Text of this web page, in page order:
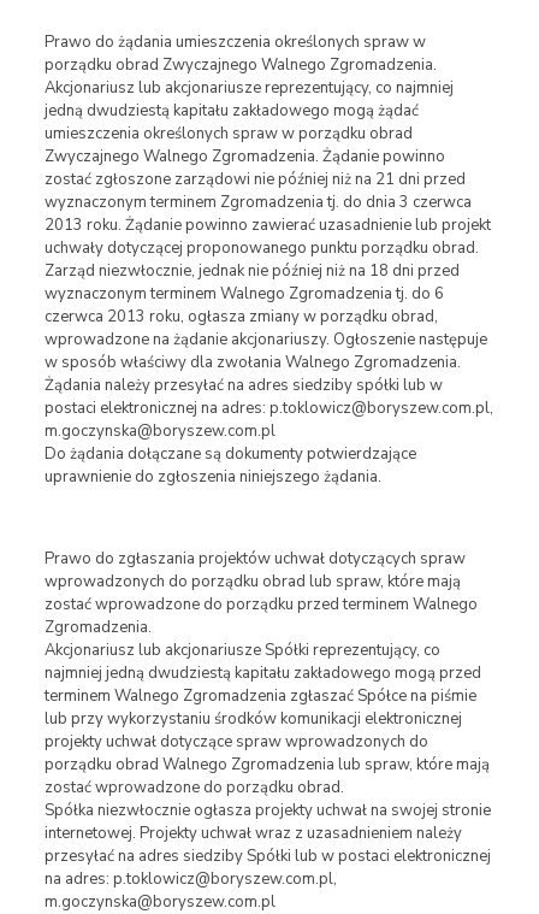
Prawo do żądania umieszczenia określonych spraw w
porządku obrad Zwyczajnego Walnego Zgromadzenia.
Akcjonariusz lub akcjonariusze reprezentujący, co najmniej
jedną dwudziestą kapitału zakładowego mogą żądać
umieszczenia określonych spraw w porządku obrad
Zwyczajnego Walnego Zgromadzenia. Żądanie powinno
zostać zgłoszone zarządowi nie później niż na 21 dni przed
wyznaczonym terminem Zgromadzenia tj. do dnia 3 czerwca
2013 roku. Żądanie powinno zawierać uzasadnienie lub projekt
uchwały dotyczącej proponowanego punktu porządku obrad.
Zarząd niezwłocznie, jednak nie później niż na 18 dni przed
wyznaczonym terminem Walnego Zgromadzenia tj. do 6
czerwca 2013 roku, ogłasza zmiany w porządku obrad,
wprowadzone na żądanie akcjonariuszy. Ogłoszenie następuje
w sposób właściwy dla zwołania Walnego Zgromadzenia.
Żądania należy przesyłać na adres siedziby spółki lub w
postaci elektronicznej na adres: p.toklowicz@boryszew.com.pl,
m.goczynska@boryszew.com.pl
Do żądania dołączane są dokumenty potwierdzające
uprawnienie do zgłoszenia niniejszego żądania.
Prawo do zgłaszania projektów uchwał dotyczących spraw
wprowadzonych do porządku obrad lub spraw, które mają
zostać wprowadzone do porządku przed terminem Walnego
Zgromadzenia.
Akcjonariusz lub akcjonariusze Spółki reprezentujący, co
najmniej jedną dwudziestą kapitału zakładowego mogą przed
terminem Walnego Zgromadzenia zgłaszać Spółce na piśmie
lub przy wykorzystaniu środków komunikacji elektronicznej
projekty uchwał dotyczące spraw wprowadzonych do
porządku obrad Walnego Zgromadzenia lub spraw, które mają
zostać wprowadzone do porządku obrad.
Spółka niezwłocznie ogłasza projekty uchwał na swojej stronie
internetowej. Projekty uchwał wraz z uzasadnieniem należy
przesyłać na adres siedziby Spółki lub w postaci elektronicznej
na adres: p.toklowicz@boryszew.com.pl,
m.goczynska@boryszew.com.pl